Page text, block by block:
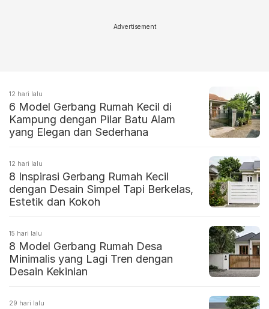
Advertisement
12 hari lalu
6 Model Gerbang Rumah Kecil di
Kampung dengan Pilar Batu Alam
yang Elegan dan Sederhana
12 hari lalu
8 Inspirasi Gerbang Rumah Kecil
dengan Desain Simpel Tapi Berkelas,
Estetik dan Kokoh
15 hari lalu
8 Model Gerbang Rumah Desa
Minimalis yang Lagi Tren dengan
Desain Kekinian
29 hari lalu